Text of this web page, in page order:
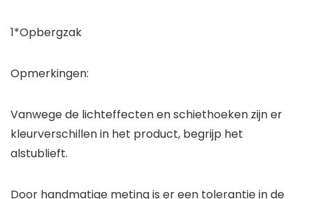
1*Opbergzak
Opmerkingen:
Vanwege de lichteffecten en schiethoeken zijn er
kleurverschillen in het product, begrijp het
alstublieft.
Door handmatige meting is er een tolerantie in de